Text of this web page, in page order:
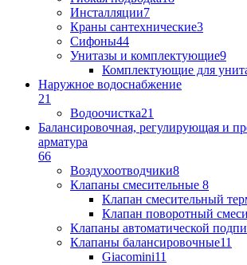
Инсталляции7
Краны сантехнические3
Сифоны44
Унитазы и комплектующие9
Комплектующие для
Наружное водоснабжение
21
Водоочистка21
Балансировочная, регулирующая и
арматура
66
Воздухоотводчики8
Клапаны cмесительные 8
Клапан cмесительный
Клапан поворотный
Клапаны автоматической
Клапаны балансировочные11
Giacomini11